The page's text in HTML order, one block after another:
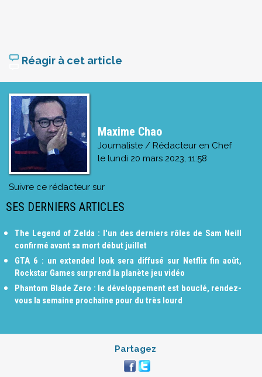
Réagir à cet article
Maxime Chao
Journaliste / Rédacteur en Chef
le lundi 20 mars 2023, 11:58
Suivre ce rédacteur sur
SES DERNIERS ARTICLES
The Legend of Zelda : l'un des derniers rôles de Sam Neill
confirmé avant sa mort début juillet
GTA 6 : un extended look sera diffusé sur Netflix fin août,
Rockstar Games surprend la planète jeu vidéo
Phantom Blade Zero : le développement est bouclé, rendez-
vous la semaine prochaine pour du très lourd
Partagez